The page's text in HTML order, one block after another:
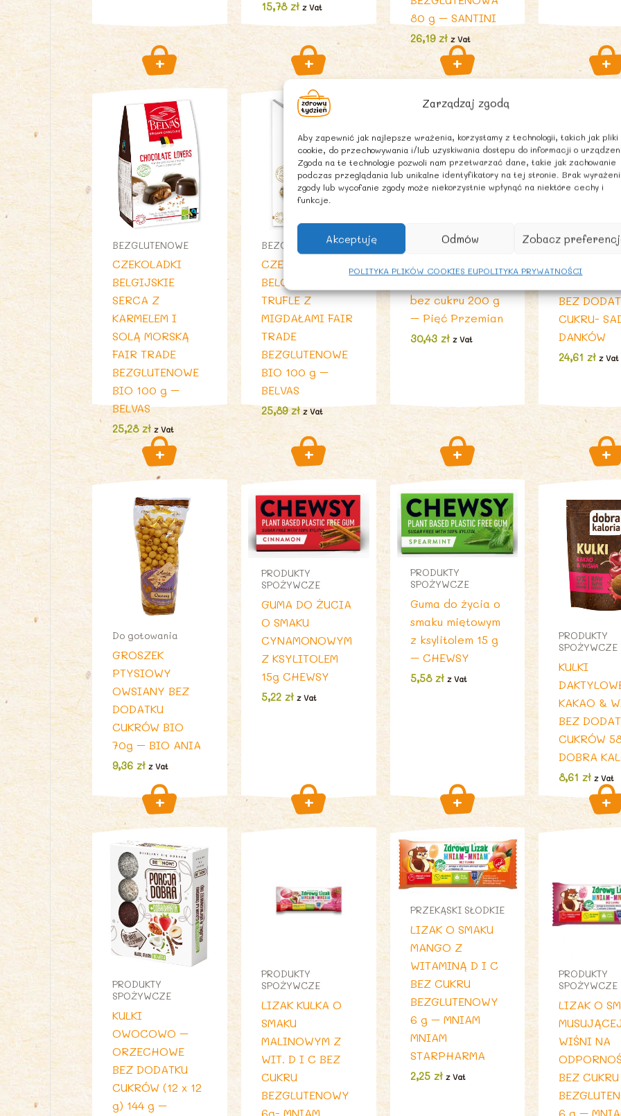
Zarządzaj zgodą
Aby zapewnić jak najlepsze wrażenia, korzystamy z technologii, takich jak pliki
cookie, do przechowywania i/lub uzyskiwania dostępu do informacji o
Zgoda na te technologie pozwoli nam przetwarzać dane, takie jak zachowanie
podczas przeglądania lub unikalne identyfikatory na tej stronie. Brak
zgody lub wycofanie zgody może niekorzystnie wpłynąć na niektóre cechy i
funkcje.
Akceptuję Odmów Zobacz
POLITYKA PLIKÓW COOKIES EUPOLITYKA PRYWATNOŚCI
15,78 zł z Vat
80 g – SANTINI
26,19 zł z Vat
BEZGLUTENOWE
CZEKOLADKI
BELGIJSKIE
SERCA Z
KARMELEM I
SOLĄ MORSKĄ
FAIR TRADE
BEZGLUTENOWE
BIO 100 g –
BELVAS
25,28zł z Vat
BEZGLUTENOWE
CZEKOLADKI
BELGIJSKIE
TRUFLE Z
MIGDAŁAMI FAIR
TRADE
BEZGLUTENOWE
BIO 100 g –
BELVAS
25,89zł z Vat
BEZGLUTENOWE
Dropsy
bez cukru 200 g
– Pięć Przemian
30,43 zł z Vat
DŻEM
BEZ
CUKRU-
DANKÓW
24,61zł z Vat
Do gotowania
GROSZEK
PTYSIOWY
OWSIANY BEZ
DODATKU
CUKRÓW BIO
70g – BIO ANIA
9,36zł z Vat
PRODUKTY
SPOŻYWCZE
GUMA DO ŻUCIA
O SMAKU
CYNAMONOWYM
Z KSYLITOLEM
15g CHEWSY
5,22 zł z Vat
PRODUKTY
SPOŻYWCZE
Guma do życia o
smaku miętowym
z ksylitolem 15 g
– CHEWSY
5,58 zł z Vat
PRODUKTY
SPOŻYWCZE
KULKI
KAKAO &
BEZ
CUKRÓW
DOBRA
8,61zł z Vat
PRODUKTY
SPOŻYWCZE
KULKI
OWOCOWO –
ORZECHOWE
BEZ DODATKU
CUKRÓW (12 x 12
g) 144 g –
PRODUKTY
SPOŻYWCZE
LIZAK KULKA O
SMAKU
MALINOWYM Z
WIT. D I C BEZ
CUKRU
BEZGLUTENOWY
6g- MNIAM
PRZEKĄSKI SŁODKIE
LIZAK O SMAKU
MANGO Z
WITAMINĄ D I C
BEZ CUKRU
BEZGLUTENOWY
6 g – MNIAM
MNIAM
STARPHARMA
2,25 zł z Vat
PRODUKTY
SPOŻYWCZE
LIZAK O
WIŚNI NA
BEZ CUKRU
6 g –